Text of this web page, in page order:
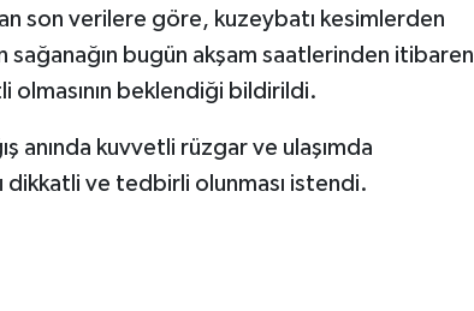
son verilere göre, kuzeybatı kesimlerden
bugün akşam saatlerinden itibaren
beklendiği bildirildi.
anında kuvvetli rüzgar ve ulaşımda
dikkatli ve tedbirli olunması istendi.